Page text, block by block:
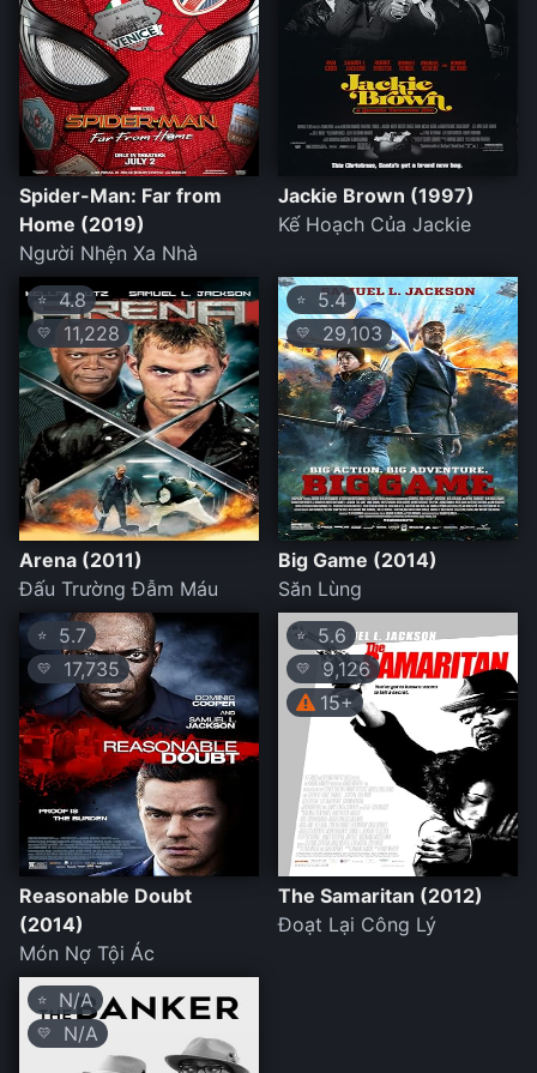
Spider-Man: Far from
Home (2019)
Người Nhện Xa Nhà
Jackie Brown (1997)
Kế Hoạch Của Jackie
⭐ 4.8
💛 11,228
Arena (2011)
Đấu Trường Đẫm Máu
⭐ 5.4
💛 29,103
Big Game (2014)
Săn Lùng
⭐ 5.7
💛 17,735
Reasonable Doubt
(2014)
Món Nợ Tội Ác
⭐5.6
💛
9,126
15+
The Samaritan (2012)
Đoạt Lại Công Lý
⭐ N/A
💛 N/A